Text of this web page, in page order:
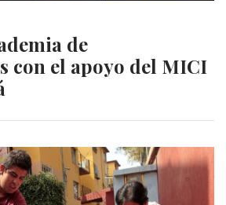
de
con el apoyo del MICI